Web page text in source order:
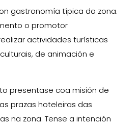
gastronomía típica da zona.
o promotor
actividades turísticas
de animación e
presentase coa misión de
prazas hoteleiras das
na zona. Tense a intención